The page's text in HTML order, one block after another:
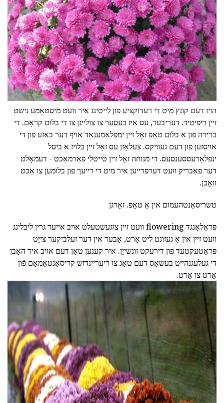
הויז דעם קונץ מיט די רעדוקציע פון לייטינג איר וועט מיסטאָמע נישט
זייַן ריפּיטיד. דעריבער, עס איז בעסער צו צולייגן צו די בלום קראָם. די
ברירה פון אַ בלום טאָפּ זאָל זיין ימפּלאַמענאַד אויף דער באזע פון די
אויסזען פון דעם געוויקס. צעלאָזן עס זאָל זיין בלויז אַ ביסל
ינפלאָרעססענסעס. די מנוחה זאָל זיין טייטלי פֿאַרמאַכט - דעמאָלט
דער פאַבריק וועט דערפרייען איר מיט די רייעך פון בלומען צו אַכט
וואָכן.
טשריסאַנטהעמום אין אַ טאָפּ. זאָרגן
פּראַלאָנגד flowering וועט זיין צוגעשטעלט אויב אייער גרין ליבלינג
וועט זיין אין אַ געזונט ליט אָרט, אָבער אין דער זעלביקער צייַט
פּראָטעקטעד פון דירעקט זונשייַן. איר קענען טאָן דעם אויב איר האָבן
די געלעגנהייט בעשאַס דעם טאָג צו ריעריינדזש קריסאַנטאַמאַם פֿון
אָרט צו אָרט.